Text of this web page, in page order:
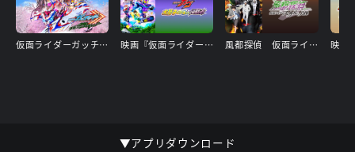
仮面ライダーガッチャードGRADUATIONS／ホッパー１のはるやすみ 映画『仮面ライダーガヴ お菓子の家の侵略者』 風都探偵 仮面ライダースカルの肖像
▼アプリダウンロード